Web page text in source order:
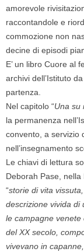
amorevole
raccontandole e
commozione non
decine di episodi
E’ un libro Cuore al
archivi dell’Istituto
partenza.
Nel capitolo “Una su
la permanenza
convento, a servizio
nell’insegnamento
Le chiavi di lettura
Deborah Pase, nella
“storie di vita
descrizione vivida di
le campagne venete
del XX secolo,
vivevano in